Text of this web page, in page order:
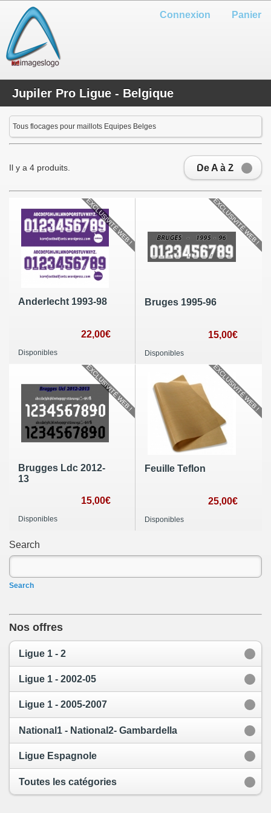
Panier
Connexion
Jupiler Pro Ligue - Belgique
Tous flocages pour maillots Equipes Belges
De A à Z
Il y a 4 produits.
Anderlecht 1993-98
22,00€
Disponibles
EXCLUSIVITÉ WEB !
Bruges 1995-96
15,00€
Disponibles
EXCLUSIVITÉ WEB !
Brugges Ldc 2012-
13
15,00€
Disponibles
EXCLUSIVITÉ WEB !
Feuille Teflon
25,00€
Disponibles
EXCLUSIVITÉ WEB !
Search
Search
Nos offres
Ligue 1 - 2
Ligue 1 - 2002-05
Ligue 1 - 2005-2007
National1 - National2- Gambardella
Ligue Espagnole
Toutes les catégories